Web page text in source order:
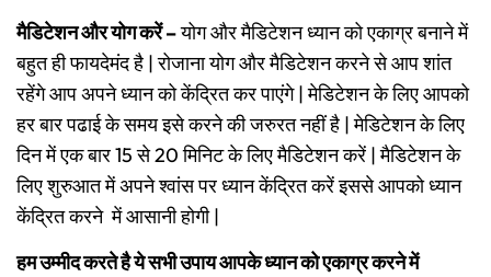
मैडिटेशन और योग करें –योग और मैडिटेशन ध्यान को एकाग्र बनाने में
बहुत ही फायदेमंद है | रोजाना योग और मैडिटेशन करने से आप शांत
रहेंगे आप अपने ध्यान को केंद्रित कर पाएंगे | मेडिटेशन के लिए आपको
हर बार पढाई के समय इसे करने की जरुरत नहीं है | मेडिटेशन के लिए
दिन में एक बार 15 से 20 मिनिट के लिए मैडिटेशन करें | मैडिटेशन के
लिए शुरुआत में अपने श्वांस पर ध्यान केंद्रित करें इससे आपको ध्यान
केंद्रित करने में आसानी होगी |
हम उम्मीद करते है ये सभी उपाय आपके ध्यान को एकाग्र करने में